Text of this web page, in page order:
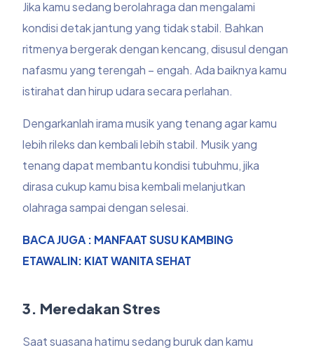
Jika kamu sedang berolahraga dan mengalami
kondisi detak jantung yang tidak stabil. Bahkan
ritmenya bergerak dengan kencang, disusul dengan
nafasmu yang terengah – engah. Ada baiknya kamu
istirahat dan hirup udara secara perlahan.
Dengarkanlah irama musik yang tenang agar kamu
lebih rileks dan kembali lebih stabil. Musik yang
tenang dapat membantu kondisi tubuhmu, jika
dirasa cukup kamu bisa kembali melanjutkan
olahraga sampai dengan selesai.
BACA JUGA : MANFAAT SUSU KAMBING
ETAWALIN: KIAT WANITA SEHAT
3. Meredakan Stres
Saat suasana hatimu sedang buruk dan kamu